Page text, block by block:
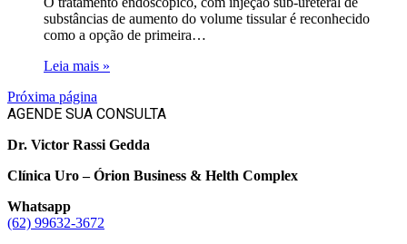
substâncias de aumento do volume tissular é reconhecido
como a opção de primeira…
Leia mais »
Próxima página
AGENDE SUA CONSULTA
Dr. Victor Rassi Gedda
Clínica Uro – Órion Business & Helth Complex
Whatsapp
(62) 99632-3672